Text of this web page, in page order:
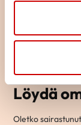
Löydä
Oletko